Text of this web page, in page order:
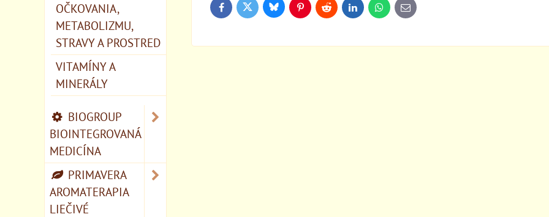
FacebookTwitter BlueskyPinterestReddit LinkedInWhatsApp
E-
mail
OČKOVANIA,
METABOLIZMU,
STRAVY A PROSTRED
VITAMÍNY A
MINERÁLY
BIOGROUP
BIOINTEGROVANÁ
MEDICÍNA
PRIMAVERA
AROMATERAPIA
LIEČIVÉ